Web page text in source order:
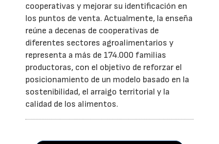
cooperativas y mejorar su identificación en
los puntos de venta. Actualmente, la enseña
reúne a decenas de cooperativas de
diferentes sectores agroalimentarios y
representa a más de 174.000 familias
productoras, con el objetivo de reforzar el
posicionamiento de un modelo basado en la
sostenibilidad, el arraigo territorial y la
calidad de los alimentos.